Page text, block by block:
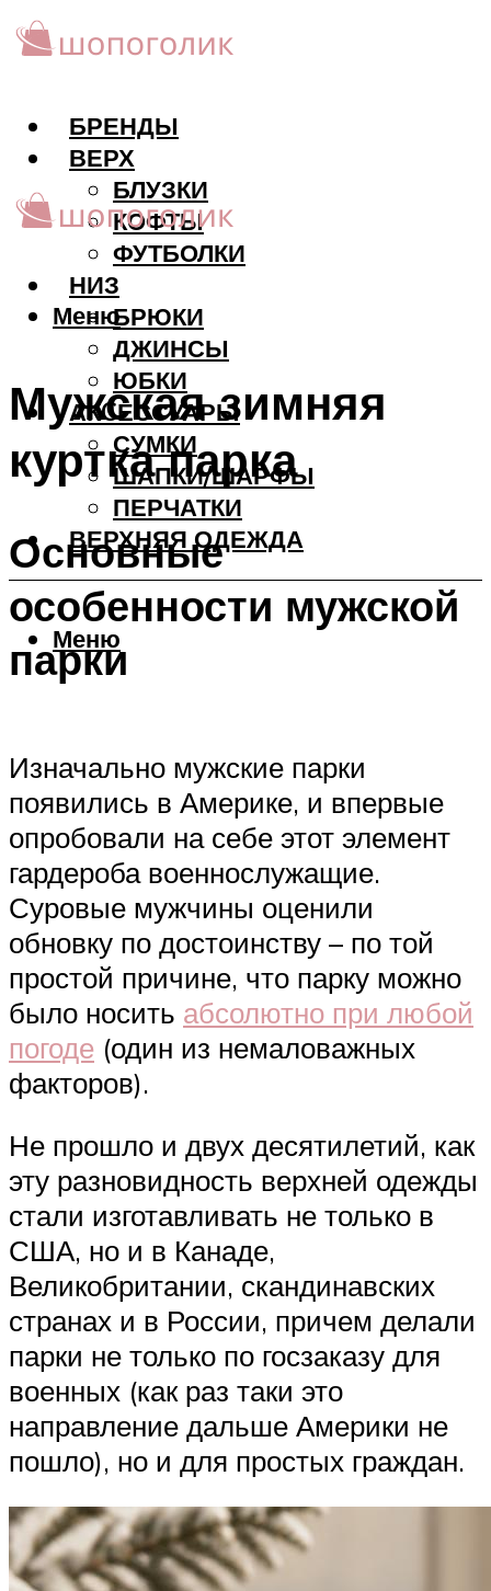
БРЕНДЫ
ВЕРХ
БЛУЗКИ
КОФТЫ
ФУТБОЛКИ
НИЗ
БРЮКИ
ДЖИНСЫ
ЮБКИ
АКCЕССУАРЫ
СУМКИ
ШАПКИ/ШАРФЫ
ПЕРЧАТКИ
ВЕРХНЯЯ ОДЕЖДА
Меню
Меню
Мужская зимняя
куртка парка
Основные
особенности мужской
парки
Изначально мужские парки
появились в Америке, и впервые
опробовали на себе этот элемент
гардероба военнослужащие.
Суровые мужчины оценили
обновку по достоинству – по той
простой причине, что парку можно
было носить абсолютно при любой
погоде (один из немаловажных
факторов).
Не прошло и двух десятилетий, как
эту разновидность верхней одежды
стали изготавливать не только в
США, но и в Канаде,
Великобритании, скандинавских
странах и в России, причем делали
парки не только по госзаказу для
военных (как раз таки это
направление дальше Америки не
пошло), но и для простых граждан.